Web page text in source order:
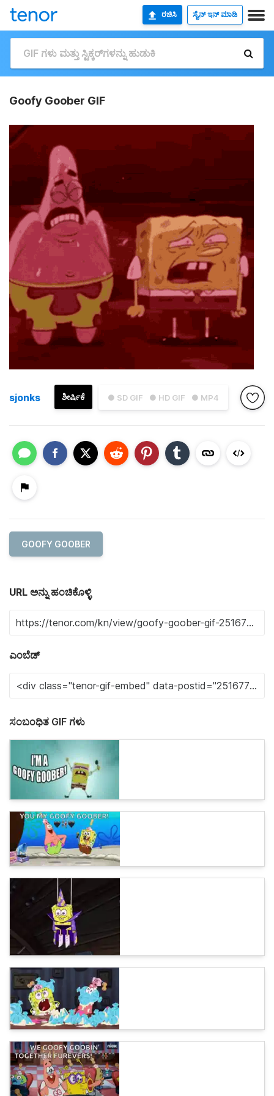
ರಚಿಸಿ ಸೈನ್ ಇನ್ ಮಾಡಿ
Goofy Goober GIF
● SD GIF ● HD GIF ● MP4
ಶೀರ್ಷಿಕೆ
sjonks
GOOFY GOOBER
URL ಅನ್ನು ಹಂಚಿಕೊಳ್ಳಿ
ಎಂಬೆಡ್
ಸಂಬಂಧಿತ GIF ಗಳು